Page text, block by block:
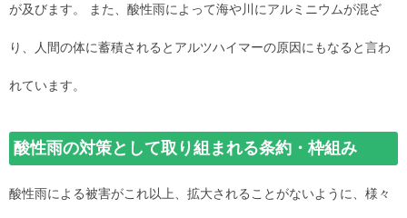
が及びます。 また、酸性雨によって海や川にアルミニウムが混ざ
り、人間の体に蓄積されるとアルツハイマーの原因にもなると言わ
れています。
酸性雨の対策として取り組まれる条約・枠組み
酸性雨による被害がこれ以上、拡大されることがないように、様々